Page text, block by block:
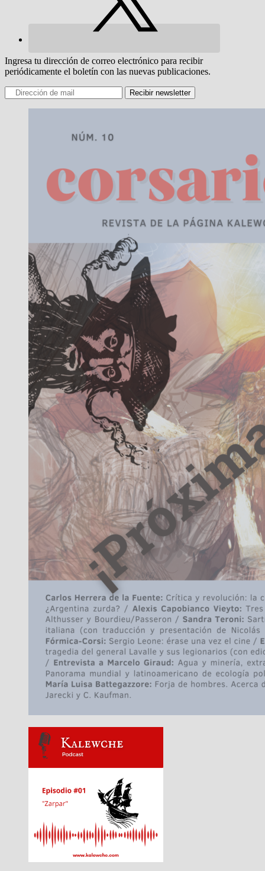
Ingresa tu dirección de correo electrónico para recibir
periódicamente el boletín con las nuevas publicaciones.
Recibir newsletter